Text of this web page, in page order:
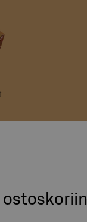
ostoskoriin